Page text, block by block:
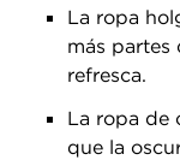
La ropa
más partes
refresca.
La ropa de
que la